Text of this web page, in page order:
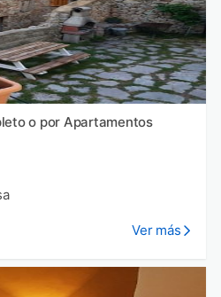
o por Apartamentos
Ver más